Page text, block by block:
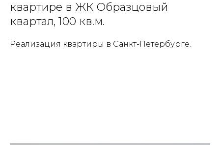
квартире в ЖК Образцовый
квартал, 100 кв.м.
Реализация квартиры в Санкт-Петербурге.